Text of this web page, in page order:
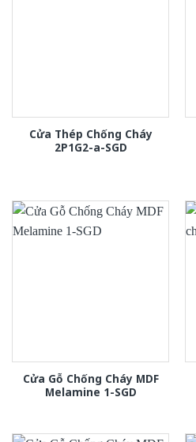
Cửa Thép Chống Cháy
2P1G2-a-SGD
Cửa Gỗ Chống Cháy MDF
Melamine 1-SGD